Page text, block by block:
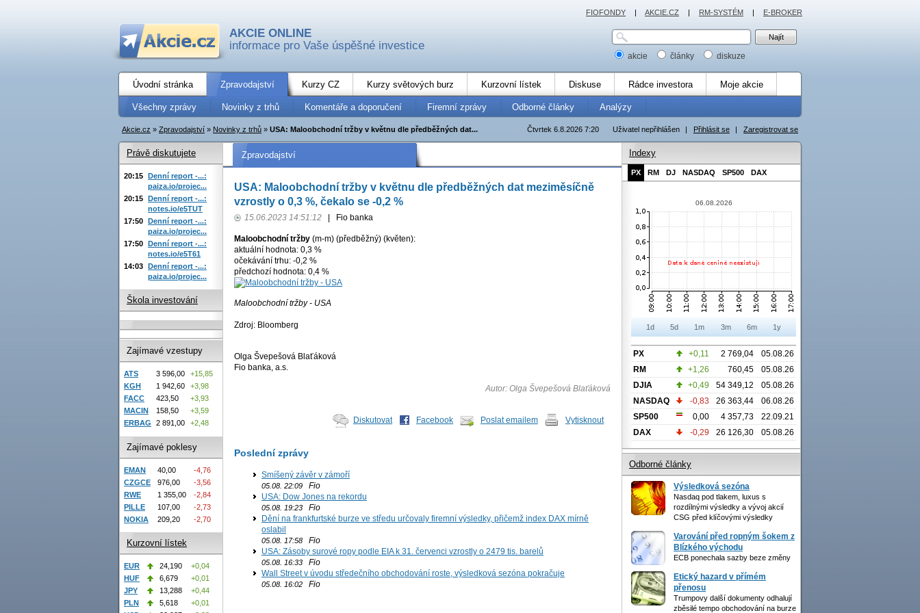
AKCIE ONLINE
informace pro Vaše úspěšné investice
akcie články diskuze
Úvodní stránka Zpravodajství Kurzy CZ Kurzy světových burz Kurzovní lístek Diskuse Rádce investora Moje akcie
Všechny zprávy Novinky z trhů Komentáře a doporučení Firemní zprávy Odborné články Analýzy
Uživatel nepřihlášen | Přihlásit se | Zaregistrovat se
Čtvrtek 6.8.2026 7:20
Akcie.cz » Zpravodajství » Novinky z trhů » USA: Maloobchodní tržby v květnu dle předběžných dat...
Zpravodajství
USA: Maloobchodní tržby v květnu dle předběžných dat meziměsíčně
vzrostly o 0,3 %, čekalo se -0,2 %
15.06.2023 14:51:12 Fio banka
Maloobchodní tržby (m-m) (předběžný) (květen):
aktuální hodnota: 0,3 %
očekávání trhu: -0,2 %
předchozí hodnota: 0,4 %
Maloobchodní tržby - USA
Zdroj: Bloomberg
Olga Švepešová Blaťáková
Fio banka, a.s.
Autor: Olga Švepešová Blaťáková
Diskutovat Facebook Poslat emailem Vytisknout
Poslední zprávy
Smíšený závěr v zámoří
05.08. 22:09 Fio
USA: Dow Jones na rekordu
05.08. 19:23 Fio
Dění na frankfurtské burze ve středu určovaly firemní výsledky, přičemž index DAX mírně
oslabil
05.08. 17:58 Fio
USA: Zásoby surové ropy podle EIA k 31. červenci vzrostly o 2479 tis. barelů
05.08. 16:33 Fio
Wall Street v úvodu středečního obchodování roste, výsledková sezóna pokračuje
05.08. 16:02 Fio
Právě diskutujete
20:15 Denní report -...:
paiza.io/projec...
20:15 Denní report -...:
notes.io/e5TUT
17:50 Denní report -...:
paiza.io/projec...
17:50 Denní report -...:
notes.io/e5T61
14:03 Denní report -...:
paiza.io/projec...
Škola investování
Zajímavé vzestupy
ATS 3 596,00
+15,85
KGH
1 942,60
+3,98
FACC
423,50
+3,93
MACIN
158,50
+3,59
ERBAG
2 891,00 +2,48
Zajímavé poklesy
EMAN 40,00
-4,76
CZGCE
976,00
-3,56
RWE
1 355,00
-2,84
PILLE
107,00
-2,73
NOKIA
209,20 -2,70
Kurzovní lístek
EUR 24,190
+0,04
HUF
6,679
+0,01
JPY
13,288
+0,44
PLN
5,618
+0,01
Indexy
PX RM DJ NASDAQ SP500 DAX
06.08.2026
1d 5d 1m 3m 6m 1y
PX +0,11 2 769,04
05.08.26
RM
+1,26 760,45
05.08.26
DJIA
+0,49 54 349,12
05.08.26
NASDAQ
-0,83 26 363,44
06.08.26
SP500
0,00 4 357,73
22.09.21
DAX
-0,29 26 126,30 05.08.26
Odborné články
Výsledková sezóna
Nasdaq pod tlakem, luxus s
rozdílnými výsledky a vývoj akcií
CSG před klíčovými výsledky
Varování před ropným šokem z
Blízkého východu
ECB ponechala sazby beze změny
Etický hazard v přímém
přenosu
Trumpovy další dokumenty odhalují
zběsilé tempo obchodování na burze
FIOFONDY | AKCIE.CZ | RM-SYSTÉM | E-BROKER